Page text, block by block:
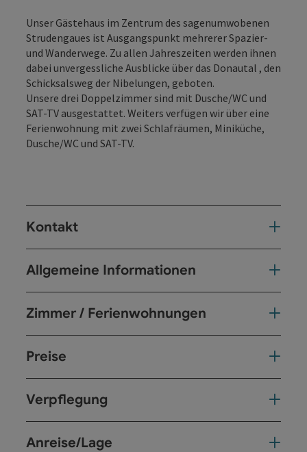
Unser Gästehaus im Zentrum des sagenumwobenen
Strudengaues ist Ausgangspunkt mehrerer Spazier-
und Wanderwege. Zu allen Jahreszeiten werden ihnen
dabei unvergessliche Ausblicke über das Donautal , den
Schicksalsweg der Nibelungen, geboten.
Unsere drei Doppelzimmer sind mit Dusche/WC und
SAT-TV ausgestattet. Weiters verfügen wir über eine
Ferienwohnung mit zwei Schlafräumen, Miniküche,
Dusche/WC und SAT-TV.
Kontakt
Allgemeine Informationen
Zimmer / Ferienwohnungen
Preise
Verpflegung
Anreise/Lage